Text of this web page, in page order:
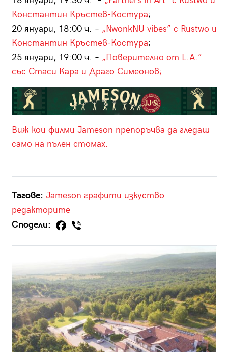
Константин Кръстев-Костура;
20 януари, 18:00 ч. – „NwonkNU vibes” с Rustwo и
Константин Кръстев-Костура;
25 януари, 19:00 ч. – „Поверително от L.A.”
със Стаси Кара и Драго Симеонов;
Виж кои филми Jameson препоръчва да гледаш
само на пълен стомах.
Тагове: Jameson графити изкуство
редакторите
Сподели: